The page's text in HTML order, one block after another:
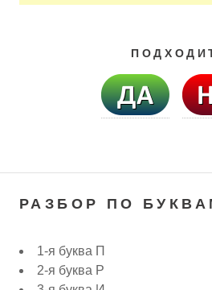
РАЗБОР ПО
1-я буква П
2-я буква Р